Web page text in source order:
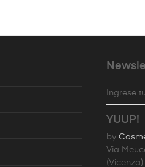
Ingrese
YUUP!
by
Via
(Vicenza)